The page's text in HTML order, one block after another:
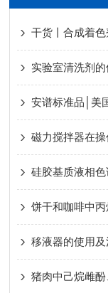
实验室清洗剂
安谱标准品│美
磁力搅拌器在
硅胶基质液相
移液器的使用
猪肉中己烷雌